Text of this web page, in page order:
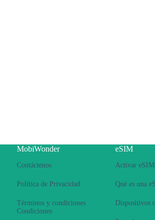
MobiWonder
Contáctenos
Política de Privacidad
Términos y condiciones
Condiciones
eSIM
Activar eSIM
Qué es una
Dispositivos